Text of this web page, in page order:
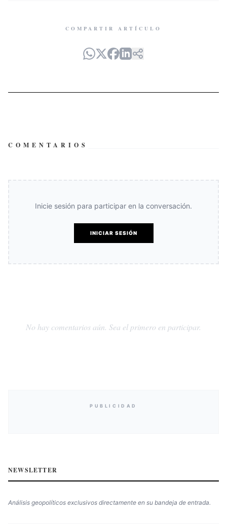
COMPARTIR ARTÍCULO
COMENTARIOS
Inicie sesión para participar en la conversación.
INICIAR SESIÓN
No hay comentarios aún. Sea el primero en participar.
PUBLICIDAD
NEWSLETTER
Análisis geopolíticos exclusivos directamente en su bandeja de entrada.